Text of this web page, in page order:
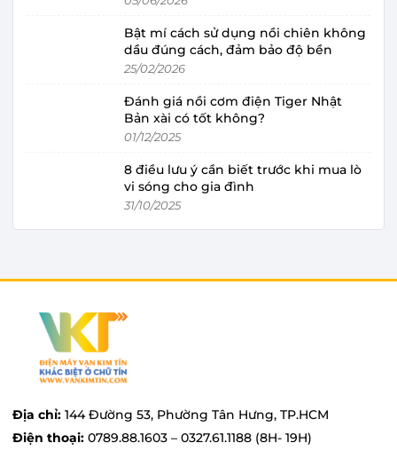
Bật mí cách sử dụng nồi chiên không
dầu đúng cách, đảm bảo độ bền
25/02/2026
Đánh giá nồi cơm điện Tiger Nhật
Bản xài có tốt không?
01/12/2025
8 điều lưu ý cần biết trước khi mua lò
vi sóng cho gia đình
31/10/2025
Địa chỉ: 144 Đường 53, Phường Tân Hưng, TP.HCM
Điện thoại: 0789.88.1603 – 0327.61.1188 (8H- 19H)